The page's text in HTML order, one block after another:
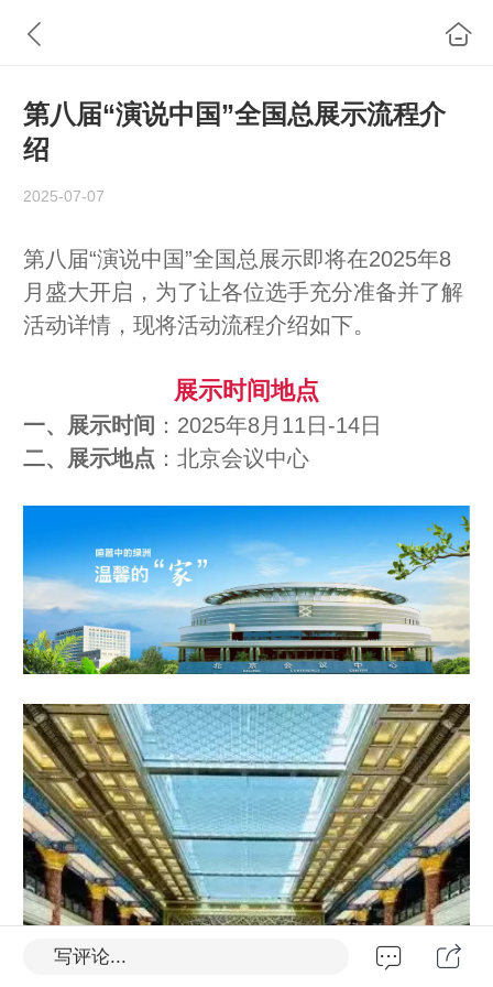
第八届“演说中国”全国总展示流程介
绍
2025-07-07
第八届“演说中国”全国总展示即将在2025年8
月盛大开启，为了让各位选手充分准备并了解
活动详情，现将活动流程介绍如下。
展示时间地点
一、展示时间 ：2025年8月11日-14日
二、展示地点 ：北京会议中心
写评论...